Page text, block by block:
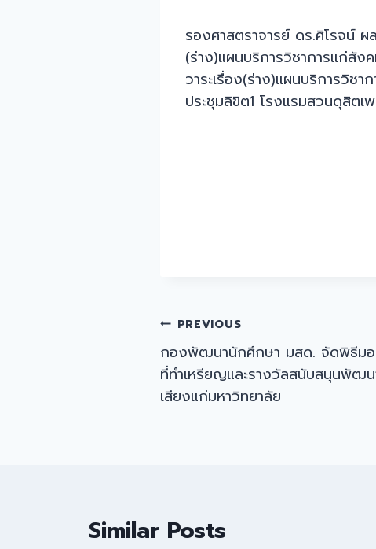
รองศาสตราจารย์ ดร.ศิโรจน์
(ร่าง)แผนบริการวิชาการแก่สั
วาระเรื่อง(ร่าง)แผนบริการวิ
ประชุมลิขิต1 โรงแรมสวนดุสิต
Post
navigation
PREVIOUS
กองพัฒนานักศึกษา มสด. จัดพิธีมอ
ที่ทำเหรียญและรางวัลสนับสนุนพัฒ
เสียงแก่มหาวิทยาลัย
Similar Posts